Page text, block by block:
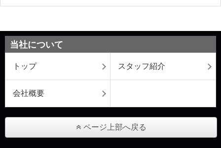
当社について
トップ スタッフ紹介
会社概要
ページ上部へ戻る